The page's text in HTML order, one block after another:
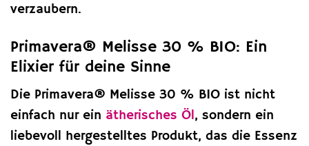
verzaubern.
Primavera® Melisse 30 % BIO: Ein
Elixier für deine Sinne
Die Primavera® Melisse 30 % BIO ist nicht
einfach nur ein ätherisches Öl, sondern ein
liebevoll hergestelltes Produkt, das die Essenz